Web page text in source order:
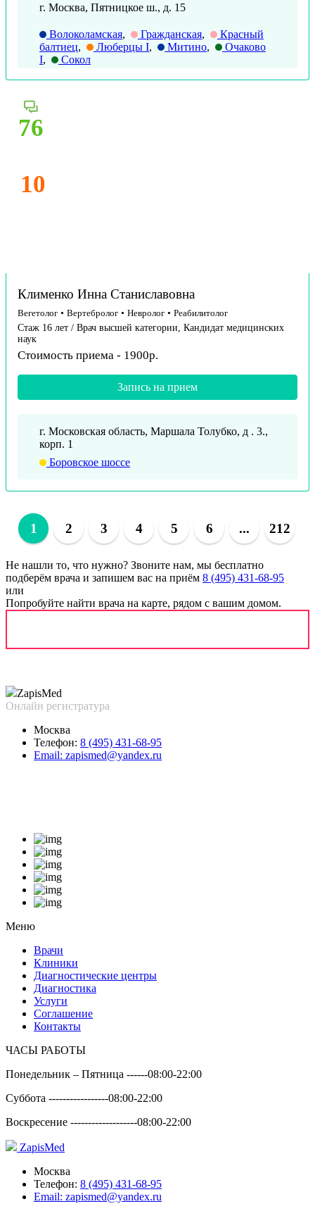
г. Москва, Пятницкое ш., д. 15
Волоколамская, Гражданская,
Красный
балтиец, Люберцы I, Митино,
Очаково
I, Сокол
76
10
Клименко Инна Станиславовна
Вегетолог • Вертебролог • Невролог • Реабилитолог
Стаж 16 лет / Врач высшей категории, Кандидат медицинских
наук
Стоимость приема - 1900р.
Запись на прием
г. Московская область, Маршала Толубко, д . 3.,
корп. 1
Боровское шоссе
1 2 3 4 5 6 ... 212
Не нашли то, что нужно? Звоните нам, мы бесплатно
подберём врача и запишем вас на приём 8 (495) 431-68-95
или
Попробуйте найти врача на карте, рядом с вашим домом.
ZapisMed
Онлайн регистратура
Москва
Телефон: 8 (495) 431-68-95
Email: zapismed@yandex.ru
Меню
Врачи
Клиники
Диагностические центры
Диагностика
Услуги
Соглашение
Контакты
ЧАСЫ РАБОТЫ
Понедельник – Пятница ------08:00-22:00
Суббота -----------------08:00-22:00
Воскресение -------------------08:00-22:00
ZapisMed
Москва
Телефон: 8 (495) 431-68-95
Email: zapismed@yandex.ru